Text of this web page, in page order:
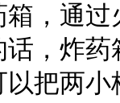
，通
，炸
把两